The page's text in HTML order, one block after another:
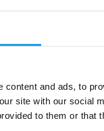
content and ads, to
site with our social
to them or